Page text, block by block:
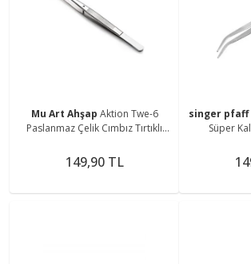
Mu Art Ahşap Aktion Twe-6
Paslanmaz Çelik Cımbız Tırtıklı
149,90 TL
singer pfaff
Süper